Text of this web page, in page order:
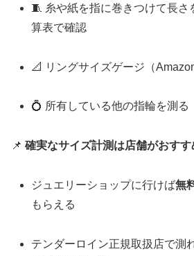
🧵 糸や紙を指に巻きつけて長さ
算表で確認
📐 リングサイズゲージ（
💍 所有している他の指輪を測る
📌 確実なサイズ計測は店舗がおすす
ジュエリーショップに行けば無
もらえる
テンダーロイン正規取扱店で測